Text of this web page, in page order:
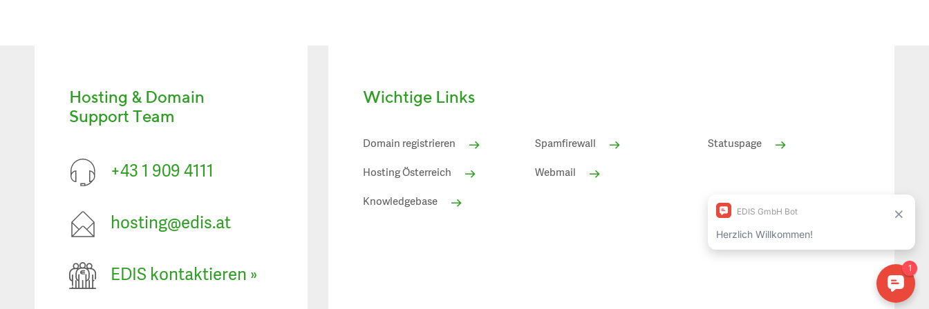
Hosting & Domain
Support Team
+43 1 909 4111
hosting@edis.at
EDIS kontaktieren »
Wichtige Links
Domain registrieren
Hosting Österreich
Knowledgebase
Spamfirewall
Webmail
Statuspage